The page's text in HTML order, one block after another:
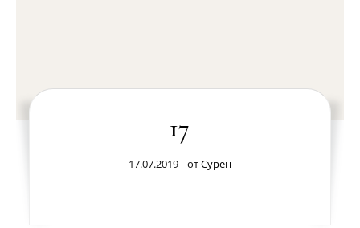
17
17.07.2019 - отСурен